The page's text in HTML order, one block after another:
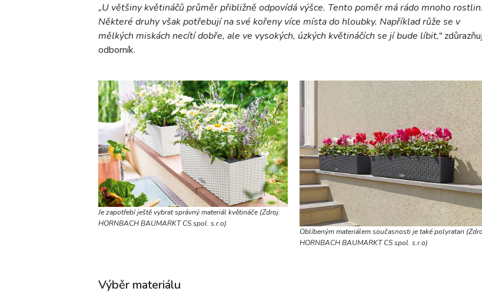
„U většiny květináčů průměr přibližně odpovídá výšce. Tento poměr má rádo mnoho rostlin.
Některé druhy však potřebují na své kořeny více místa do hloubky. Například růže se v
mělkých miskách necítí dobře, ale ve vysokých, úzkých květináčích se jí bude líbit,“
odborník.
Je zapotřebí ještě vybrat správný materiál květináče (Zdroj:
HORNBACH BAUMARKT CS spol. s.r.o)
Oblíbeným materiálem současnosti je také polyratan
HORNBACH BAUMARKT CS spol. s.r.o)
Výběr materiálu